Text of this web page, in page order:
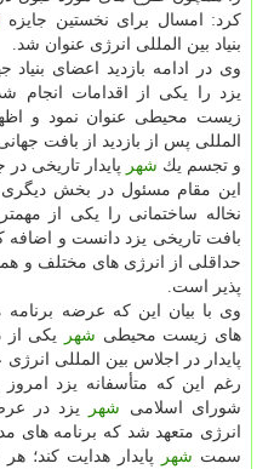
كرد: امسال برای نخستین جایزه
بنیاد بین المللی انرژی عنوان شد.
وی در ادامه بازدید اعضای بنیاد
یزد را یكی از اقدامات
زیست محیطی عنوان نمود و
المللی پس از بازدید از بافت
و تجسم یك شهر
پایدار تاریخی در
این مقام مسئول در بخش دیگری
نخاله ساختمانی را یكی از
بافت تاریخی یزد دانست و اضافه
حداقلی از انرژی های مختلف و
پذیر است.
وی با بیان این كه عرضه
های زیست محیطی شهر یكی از
پایدار در اجلاس بین المللی
رغم این كه متأسفانه یزد
شورای اسلامی شهر
یزد در
انرژی متعهد شد كه برنامه های
سمت شهر
پایدار هدایت